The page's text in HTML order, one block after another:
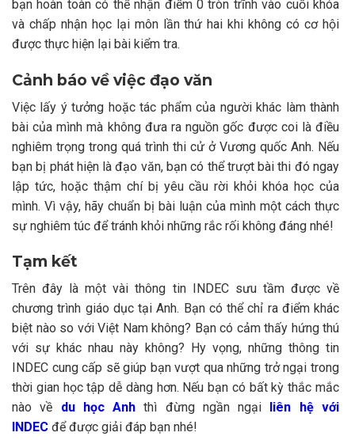
bạn hoàn toàn có thể nhận điểm 0 tròn trĩnh vào cuối khóa
và chấp nhận học lại môn lần thứ hai khi không có cơ hội
được thực hiện lại bài kiểm tra.
Cảnh báo về việc đạo văn
Việc lấy ý tưởng hoặc tác phẩm của người khác làm thành
bài của mình mà không đưa ra nguồn gốc được coi là điều
nghiêm trọng trong quá trình thi cử ở Vương quốc Anh. Nếu
bạn bị phát hiện là đạo văn, bạn có thể trượt bài thi đó ngay
lập tức, hoặc thậm chí bị yêu cầu rời khỏi khóa học của
mình. Vì vậy, hãy chuẩn bị bài luận của mình một cách thực
sự nghiêm túc để tránh khỏi những rắc rối không đáng nhé!
Tạm kết
Trên đây là một vài thông tin INDEC sưu tầm được về
chương trình giáo dục tại Anh. Bạn có thể chỉ ra điểm khác
biệt nào so với Việt Nam không? Bạn có cảm thấy hứng thú
với sự khác nhau này không? Hy vọng, những thông tin
INDEC cung cấp sẽ giúp bạn vượt qua những trở ngại trong
thời gian học tập dễ dàng hơn. Nếu bạn có bất kỳ thắc mắc
nào về du học Anh thì đừng ngần ngại liên hệ với
INDEC để được giải đáp bạn nhé!